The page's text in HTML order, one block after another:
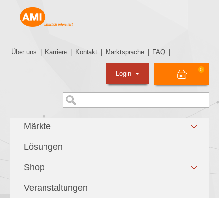
Über uns Karriere Kontakt Marktsprache FAQ
0
Login
Märkte
Lösungen
Shop
Veranstaltungen